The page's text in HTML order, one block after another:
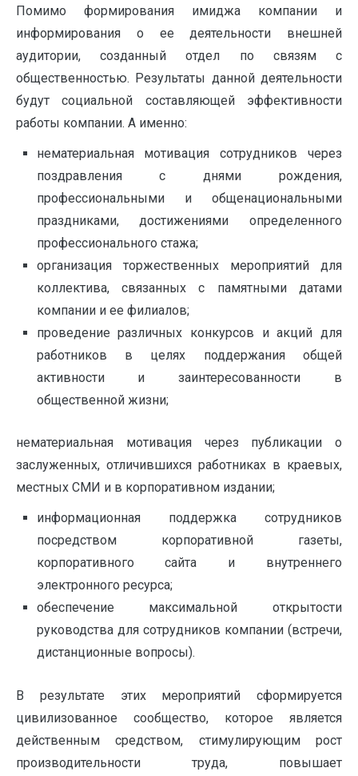
Помимо формирования имиджа компании и
информирования о ее деятельности внешней
аудитории, созданный отдел по связям с
общественностью. Результаты данной деятельности
будут социальной составляющей эффективности
работы компании. А именно:
нематериальная мотивация сотрудников через
поздравления с днями рождения,
профессиональными и общенациональными
праздниками, достижениями определенного
профессионального стажа;
организация торжественных мероприятий для
коллектива, связанных с памятными датами
компании и ее филиалов;
проведение различных конкурсов и акций для
работников в целях поддержания общей
активности и заинтересованности в
общественной жизни;
нематериальная мотивация через публикации о
заслуженных, отличившихся работниках в краевых,
местных СМИ и в корпоративном издании;
информационная поддержка сотрудников
посредством корпоративной газеты,
корпоративного сайта и внутреннего
электронного ресурса;
обеспечение максимальной открытости
руководства для сотрудников компании (встречи,
дистанционные вопросы).
В результате этих мероприятий сформируется
цивилизованное сообщество, которое является
действенным средством, стимулирующим рост
производительности труда, повышает